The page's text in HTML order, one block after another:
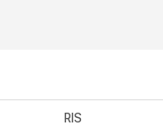
RIS